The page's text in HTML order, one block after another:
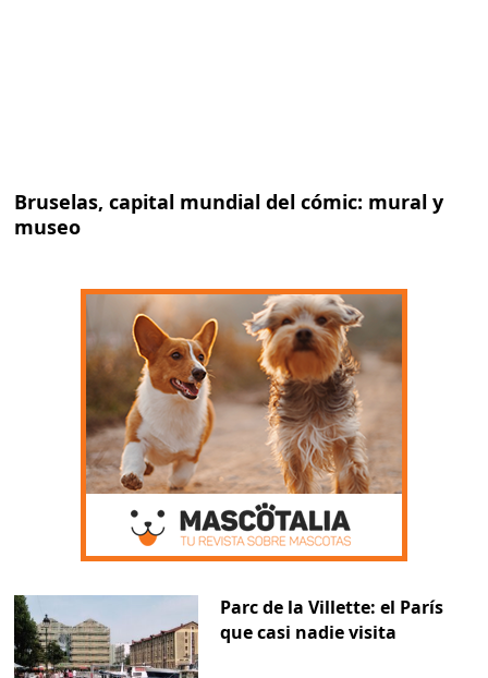
Bruselas, capital mundial del cómic: mural y
museo
Parc de la Villette: el París
que casi nadie visita